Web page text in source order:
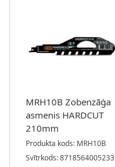
MRH10B Zobenzāģa
asmenis HARDCUT
210mm
Produkta kods: MRH10B
Svītrkods: 8718564005233